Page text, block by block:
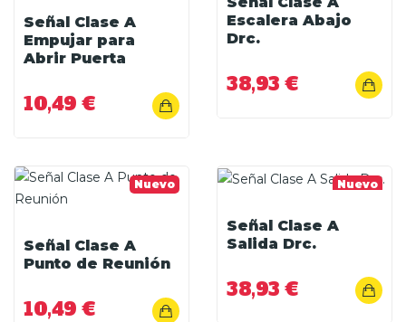
Señal Clase A
Empujar para
Abrir Puerta
10,49 €
Escalera Abajo
Drc.
38,93 €
Nuevo
Señal Clase A
Punto de Reunión
10,49 €
Nuevo
Señal Clase A
Salida Drc.
38,93 €